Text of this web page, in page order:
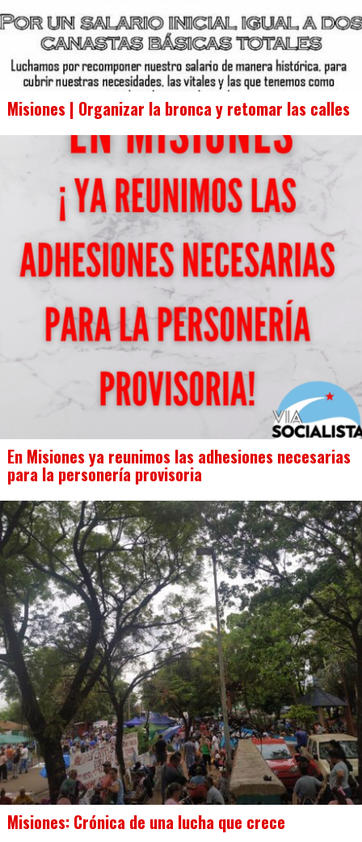
Misiones | Organizar la bronca y retomar las calles
En Misiones ya reunimos las adhesiones necesarias
para la personería provisoria
Misiones: Crónica de una lucha que crece